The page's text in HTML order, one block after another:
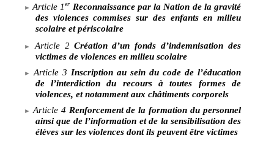
Article 1er Reconnaissance par la Nation de la gravité
des violences commises sur des enfants en milieu
scolaire et périscolaire
Article 2 Création d’un fonds d’indemnisation des
victimes de violences en milieu scolaire
Article 3 Inscription au sein du code de l’éducation
de l’interdiction du recours à toutes formes de
violences, et notamment aux châtiments corporels
Article 4 Renforcement de la formation du personnel
ainsi que de l’information et de la sensibilisation des
élèves sur les violences dont ils peuvent être victimes